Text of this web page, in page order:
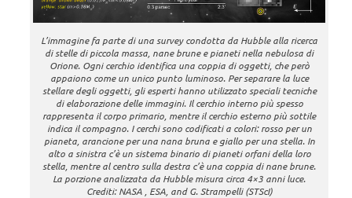
L’immagine fa parte di una survey condotta da Hubble alla ricerca
di stelle di piccola massa, nane brune e pianeti nella nebulosa di
Orione. Ogni cerchio identifica una coppia di oggetti, che però
appaiono come un unico punto luminoso. Per separare la luce
stellare degli oggetti, gli esperti hanno utilizzato speciali tecniche
di elaborazione delle immagini. Il cerchio interno più spesso
rappresenta il corpo primario, mentre il cerchio esterno più sottile
indica il compagno. I cerchi sono codificati a colori: rosso per un
pianeta, arancione per una nana bruna e giallo per una stella. In
alto a sinistra c’è un sistema binario di pianeti orfani della loro
stella, mentre al centro sulla destra c’è una coppia di nane brune.
La porzione analizzata da Hubble misura circa 4×3 anni luce.
Crediti: NASA , ESA, and G. Strampelli (STScI)